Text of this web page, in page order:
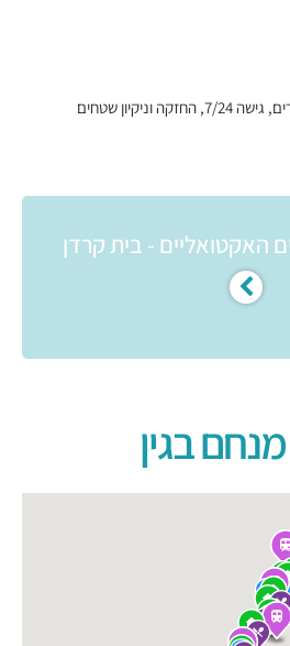
שומר בלובי, חשמל מיזוג צ'לרים, גישה 7/24, החזקה וניקיון שטחים
האקטואליים - בית קרדן
בגין